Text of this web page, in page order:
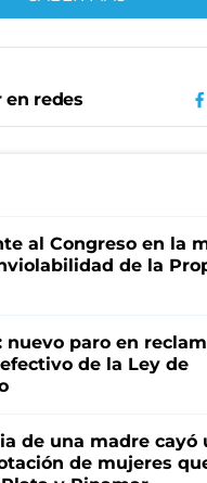
en redes
al Congreso en la
de la
nuevo paro en
de la Ley de
de una madre cayó
de mujeres